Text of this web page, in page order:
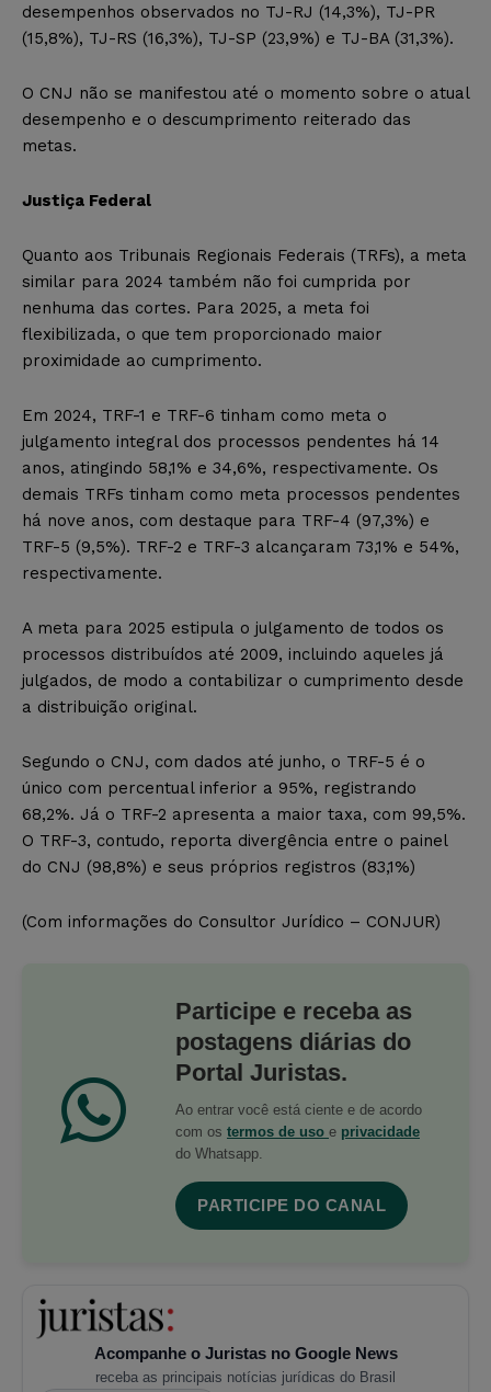
desempenhos observados no TJ-RJ (14,3%), TJ-PR
(15,8%), TJ-RS (16,3%), TJ-SP (23,9%) e TJ-BA (31,3%).
O CNJ não se manifestou até o momento sobre o atual
desempenho e o descumprimento reiterado das
metas.
Justiça Federal
Quanto aos Tribunais Regionais Federais (TRFs), a meta
similar para 2024 também não foi cumprida por
nenhuma das cortes. Para 2025, a meta foi
flexibilizada, o que tem proporcionado maior
proximidade ao cumprimento.
Em 2024, TRF-1 e TRF-6 tinham como meta o
julgamento integral dos processos pendentes há 14
anos, atingindo 58,1% e 34,6%, respectivamente. Os
demais TRFs tinham como meta processos pendentes
há nove anos, com destaque para TRF-4 (97,3%) e
TRF-5 (9,5%). TRF-2 e TRF-3 alcançaram 73,1% e 54%,
respectivamente.
A meta para 2025 estipula o julgamento de todos os
processos distribuídos até 2009, incluindo aqueles já
julgados, de modo a contabilizar o cumprimento desde
a distribuição original.
Segundo o CNJ, com dados até junho, o TRF-5 é o
único com percentual inferior a 95%, registrando
68,2%. Já o TRF-2 apresenta a maior taxa, com 99,5%.
O TRF-3, contudo, reporta divergência entre o painel
do CNJ (98,8%) e seus próprios registros (83,1%)
(Com informações do Consultor Jurídico – CONJUR)
Participe e receba as
postagens diárias do
Portal Juristas.
Ao entrar você está ciente e de acordo
com os termos de uso e privacidade
do Whatsapp.
PARTICIPE DO CANAL
Acompanhe o Juristas no Google News
receba as principais notícias jurídicas do Brasil